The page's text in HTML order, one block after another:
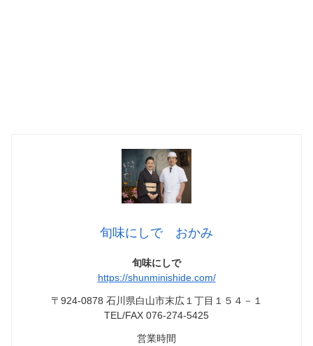
旬味にしで おかみ
旬味にしで
https://shunminishide.com/
〒924-0878 石川県白山市末広１丁目１５４－１
TEL/FAX 076-274-5425
営業時間